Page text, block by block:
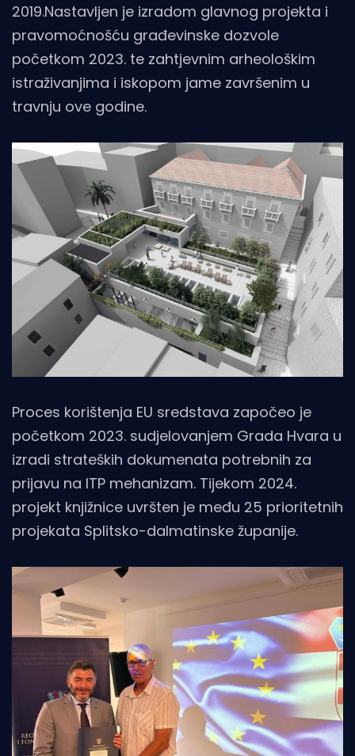
2019.Nastavljen je izradom glavnog projekta i
pravomoćnošću građevinske dozvole
početkom 2023. te zahtjevnim arheološkim
istraživanjima i iskopom jame završenim u
travnju ove godine.
Proces korištenja EU sredstava započeo je
početkom 2023. sudjelovanjem Grada Hvara u
izradi strateških dokumenata potrebnih za
prijavu na ITP mehanizam. Tijekom 2024.
projekt knjižnice uvršten je među 25 prioritetnih
projekata Splitsko-dalmatinske županije.